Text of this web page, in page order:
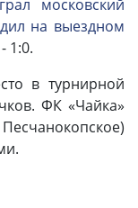
московский
на выездном
1:0.
в турнирной
ФК «Чайка»